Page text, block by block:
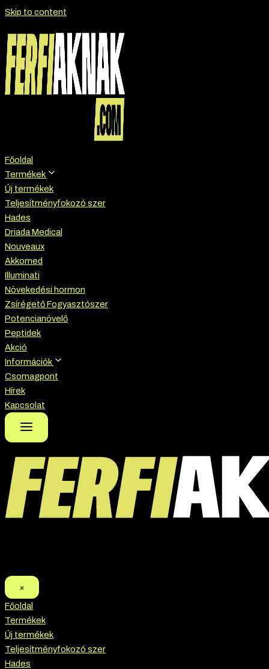
Skip to content
Főoldal
Termékek
Új termékek
Teljesítményfokozó szer
Hades
Driada Medical
Nouveaux
Akkomed
Illuminati
Növekedési hormon
Zsírégető Fogyasztószer
Potencianövelő
Peptidek
Akció
Információk
Csomagpont
Hírek
Kapcsolat
×
Főoldal
Termékek
Új termékek
Teljesítményfokozó szer
Hades